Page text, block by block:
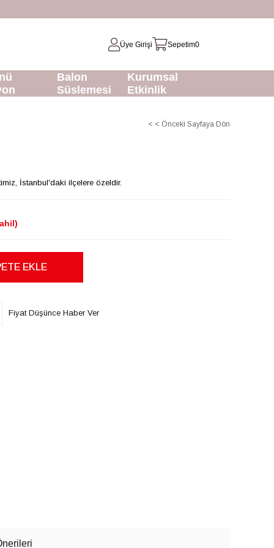
Üye Girişi Sepetim0
Balon
Süslemesi
Kurumsal
Etkinlik
< < Önceki Sayfaya Dön
İstanbul'daki ilçelere özeldir.
Fiyat Düşünce Haber Ver